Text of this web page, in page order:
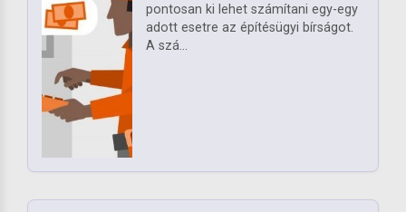
pontosan ki lehet számítani egy-egy
adott esetre az építésügyi bírságot.
A szá...